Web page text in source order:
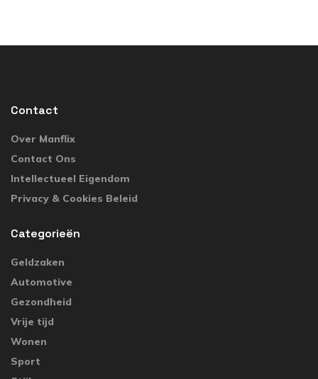
Contact
Over Manflix
Contact Ons
Intellectueel Eigendom
Privacy & Cookies Beleid
Categorieën
Geldzaken
Automotive
Gezondheid
Vrije tijd
Wonen
Sport